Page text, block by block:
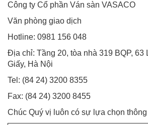
Công ty Cổ phần Ván sàn VASACO
Văn phòng giao dịch
Hotline: 0981 156 048
Địa chỉ: Tầng 20, tòa nhà 319 BQP,
Giấy, Hà Nội
Tel: (84 24) 3200 8355
Fax: (84 24) 3200 8455
Chúc Quý vị luôn có sự lựa chọn thông